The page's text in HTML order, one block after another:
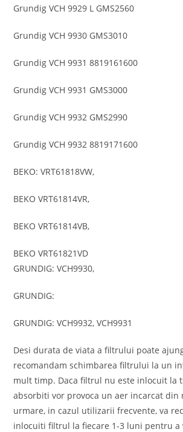
Grundig VCH 9929 L GMS2560
Grundig VCH 9930 GMS3010
Grundig VCH 9931 8819161600
Grundig VCH 9931 GMS3000
Grundig VCH 9932 GMS2990
Grundig VCH 9932 8819171600
BEKO: VRT61818VW,
BEKO VRT61814VR,
BEKO VRT61814VB,
BEKO VRT61821VD
GRUNDIG: VCH9930,
GRUNDIG:
GRUNDIG: VCH9932, VCH9931
Desi durata de viata a filtrului poate
recomandam schimbarea filtrului la un
mult timp. Daca filtrul nu este inlocuit la
absorbiti vor provoca un aer incarcat din
urmare, in cazul utilizarii frecvente, va
inlocuiti filtrul la fiecare 1-3 luni pentru a